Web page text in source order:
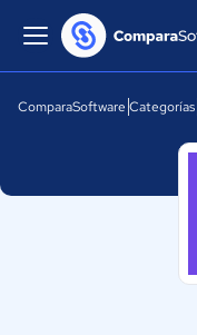
ComparaSoftware Categorías